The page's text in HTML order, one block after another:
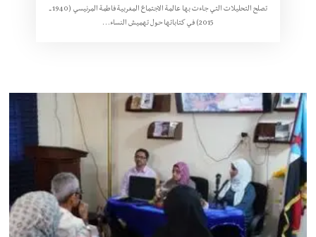
تصلح التحليلات التي جاءت بها عالمة الاجتماع المغربية فاطمة المرنيسي (1940 ــ
2015) في كتاباتها حول تهميش النساء…